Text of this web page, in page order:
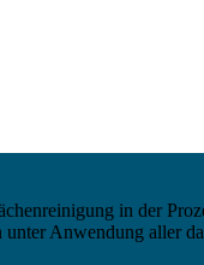
in der
Anwendung aller